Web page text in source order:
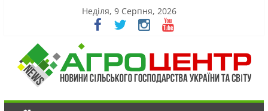
Неділя, 9 Серпня, 2026